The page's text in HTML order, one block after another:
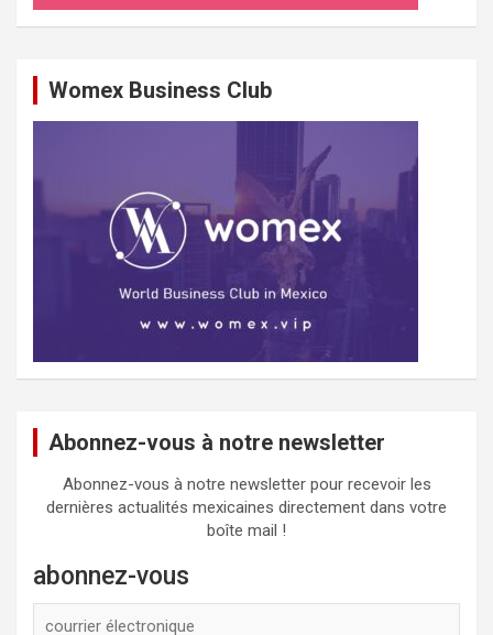
Womex Business Club
Abonnez-vous à notre newsletter
Abonnez-vous à notre newsletter pour recevoir les
dernières actualités mexicaines directement dans votre
boîte mail !
abonnez-vous